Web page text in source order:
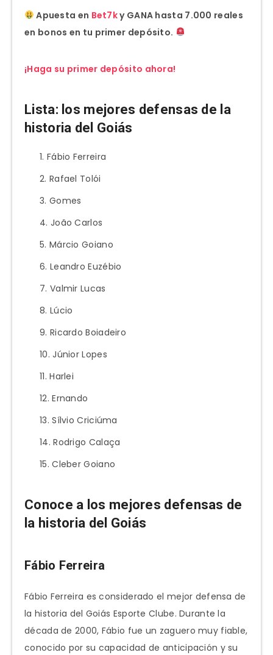
Apuesta en Bet7ky GANA hasta 7.000 reales
en bonos en tu primer depósito.
¡Haga su primer depósito ahora!
Lista: los mejores defensas de la
historia del Goiás
Fábio Ferreira
Rafael Tolói
Gomes
João Carlos
Márcio Goiano
Leandro Euzébio
Valmir Lucas
Lúcio
Ricardo Boiadeiro
Júnior Lopes
Harlei
Ernando
Sílvio Criciúma
Rodrigo Calaça
Cleber Goiano
Conoce a los mejores defensas de
la historia del Goiás
Fábio Ferreira
Fábio Ferreira es considerado el mejor defensa de
la historia del Goiás Esporte Clube. Durante la
década de 2000, Fábio fue un zaguero muy fiable,
conocido por su capacidad de anticipación y su